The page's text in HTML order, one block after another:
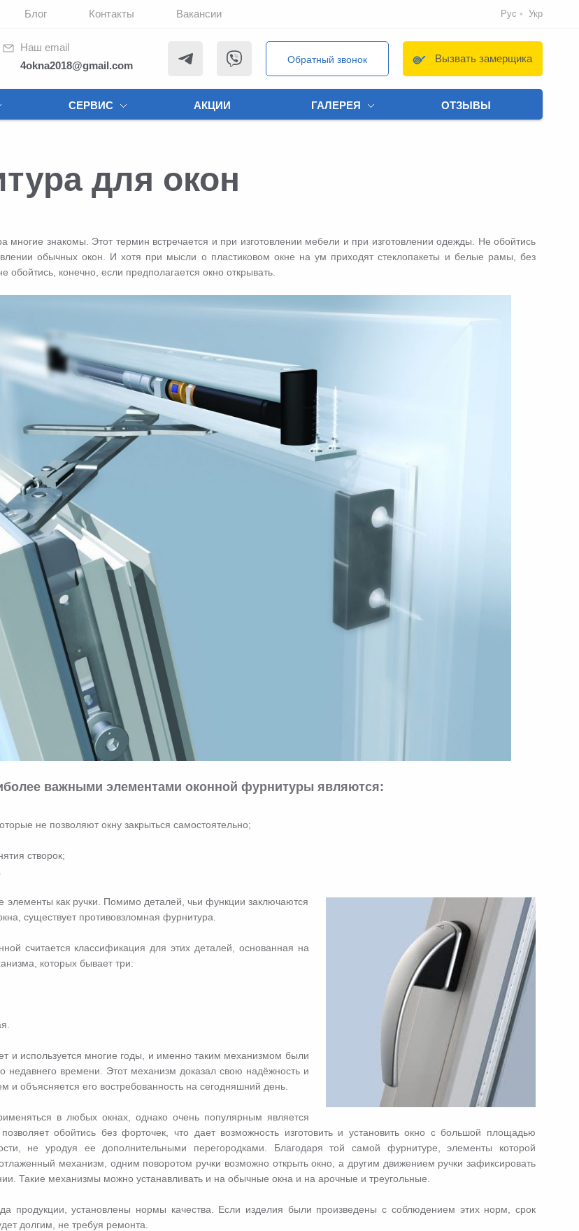
Блог Контакты Вакансии Рус Укр
Наш email
4okna2018@gmail.com
Обратный звонок Вызвать замерщика
СЕРВИС АКЦИИ ГАЛЕРЕЯ ОТЗЫВЫ
для окон
многие знакомы. Этот термин встречается и при изготовлении мебели и при изготовлении одежды. Не обойтись
обычных окон. И хотя при мысли о пластиковом окне на ум приходят стеклопакеты и белые рамы, без
обойтись, конечно, если предполагается окно открывать.
важными элементами оконной фурнитуры являются:
не позволяют окну закрыться самостоятельно;
створок;
элементы как ручки. Помимо деталей, чьи функции заключаются
существует противовзломная фурнитура.
считается классификация для этих деталей, основанная на
которых бывает три:
и используется многие годы, и именно таким механизмом были
недавнего времени. Этот механизм доказал свою надёжность и
и объясняется его востребованность на сегодняшний день.
в любых окнах, однако очень популярным является
обойтись без форточек, что дает возможность изготовить и установить окно с большой площадью
не уродуя ее дополнительными перегородками. Благодаря той самой фурнитуре, элементы которой
механизм, одним поворотом ручки возможно открыть окно, а другим движением ручки зафиксировать
Такие механизмы можно устанавливать и на обычные окна и на арочные и треугольные.
продукции, установлены нормы качества. Если изделия были произведены с соблюдением этих норм, срок
долгим, не требуя ремонта.